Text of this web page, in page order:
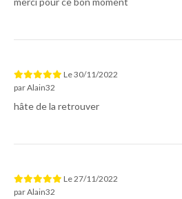
Le30/11/2022
parAlain32
hâte de la retrouver
Le27/11/2022
parAlain32